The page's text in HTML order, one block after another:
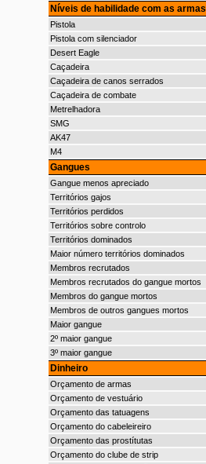
Níveis de habilidade com as armas
Pistola
Pistola com silenciador
Desert Eagle
Caçadeira
Caçadeira de canos serrados
Caçadeira de combate
Metrelhadora
SMG
AK47
M4
Gangues
Gangue menos apreciado
Territórios gajos
Territórios perdidos
Territórios sobre controlo
Territórios dominados
Maior número territórios dominados
Membros recrutados
Membros recrutados do gangue mortos
Membros do gangue mortos
Membros de outros gangues mortos
Maior gangue
2º maior gangue
3º maior gangue
Dinheiro
Orçamento de armas
Orçamento de vestuário
Orçamento das tatuagens
Orçamento do cabeleireiro
Orçamento das prostítutas
Orçamento do clube de strip